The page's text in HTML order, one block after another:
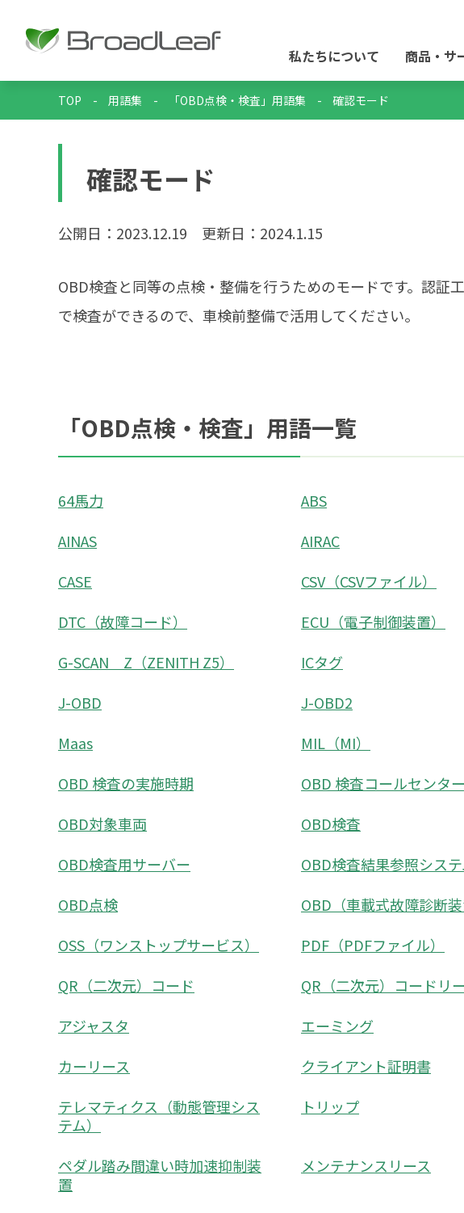
私たちについて 商品・サ
TOP - 用語集 - 「OBD点検・検査」用語集 - 確認モード
確認モード
公開日：2023.12.19 更新日：2024.1.15
OBD検査と同等の点検・整備を行うためのモードです。認証
で検査ができるので、車検前整備で活用してください。
「OBD点検・検査」用語一覧
64馬力 ABS
AINAS
AIRAC
CASE
CSV（CSVファイル）
DTC（故障コード）
ECU（電子制御装置）
G-SCAN Z（ZENITH Z5）
ICタグ
J-OBD
J-OBD2
Maas
MIL（MI）
OBD 検査の実施時期
OBD 検査コールセンター
OBD対象車両
OBD検査
OBD検査用サーバー
OBD検査結果参照シス
OBD点検
OBD（車載式故障診断装
OSS（ワンストップサービス）
PDF（PDFファイル）
QR（二次元）コード
QR（二次元）コードリ
アジャスタ
エーミング
カーリース
クライアント証明書
テレマティクス（動態管理シス
テム）
トリップ
ペダル踏み間違い時加速抑制装
置
メンテナンスリース